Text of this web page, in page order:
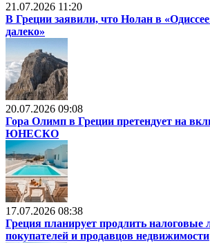
21.07.2026 11:20
В Греции заявили, что Нолан в
далеко»
20.07.2026 09:08
Гора Олимп в Греции претендует на
ЮНЕСКО
17.07.2026 08:38
Греция планирует продлить налоговые
покупателей и продавцов недвижимости